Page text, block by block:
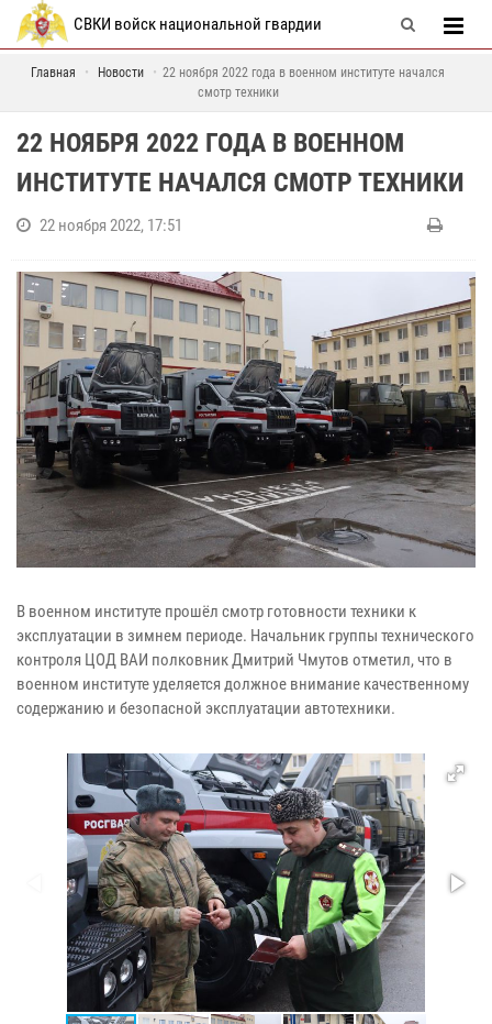
СВКИ войск национальной гвардии
Главная Новости
22 ноября 2022 года в военном институте начался
смотр техники
22 НОЯБРЯ 2022 ГОДА В ВОЕННОМ
ИНСТИТУТЕ НАЧАЛСЯ СМОТР ТЕХНИКИ
22 ноября 2022, 17:51
В военном институте прошёл смотр готовности техники к
эксплуатации в зимнем периоде. Начальник группы технического
контроля ЦОД ВАИ полковник Дмитрий Чмутов отметил, что в
военном институте уделяется должное внимание качественному
содержанию и безопасной эксплуатации автотехники.